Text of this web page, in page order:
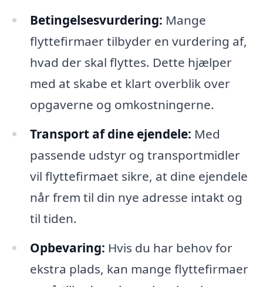
Betingelsesvurdering: Mange
flyttefirmaer tilbyder en vurdering af,
hvad der skal flyttes. Dette hjælper
med at skabe et klart overblik over
opgaverne og omkostningerne.
Transport af dine ejendele: Med
passende udstyr og transportmidler
vil flyttefirmaet sikre, at dine ejendele
når frem til din nye adresse intakt og
til tiden.
Opbevaring: Hvis du har behov for
ekstra plads, kan mange flyttefirmaer